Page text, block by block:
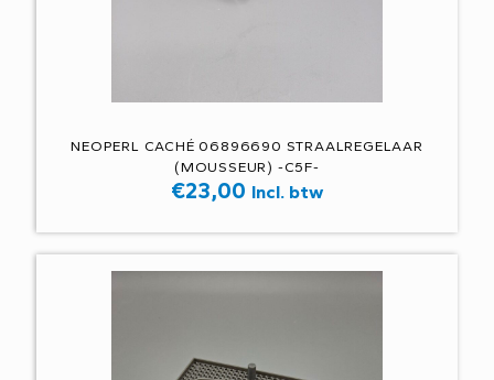
NEOPERL CACHÉ 06896690 STRAALREGELAAR
(MOUSSEUR) -C5F-
€23,00 Incl. btw